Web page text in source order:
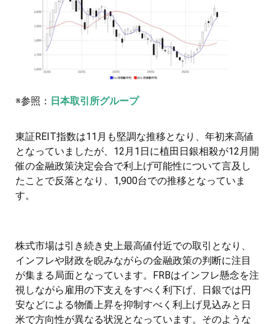
※参照： 日本取引所グループ
東証REIT指数は11月も堅調な推移となり、年初来高値
となっていましたが、12月1日に植田日銀相殺が12月開
催の金融政策決定会合で利上げ可能性について言及し
たことで反落となり、1,900台での推移となっていま
す。
株式市場は引き続き史上最高値付近での取引となり、
インフレや財政を睨みながらの金融政策の判断に注目
が集まる局面となっています。FRBはインフレ懸念を注
視しながら雇用の下支えをすべく利下げ、日銀では円
安などによる物価上昇を抑制すべく利上げ見込みと日
米で方向性が異なる状況となっています。そのような